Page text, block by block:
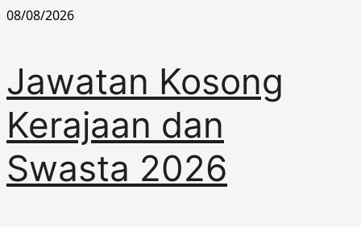
Skip
08/08/2026
Jawatan Kosong
Kerajaan dan
Swasta 2026